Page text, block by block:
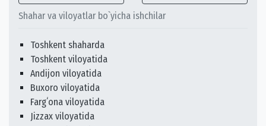
Shahar va viloyatlar bo`yicha ishchilar
Toshkent shaharda
Toshkent viloyatida
Andijon viloyatida
Buxoro viloyatida
Fargʻona viloyatida
Jizzax viloyatida